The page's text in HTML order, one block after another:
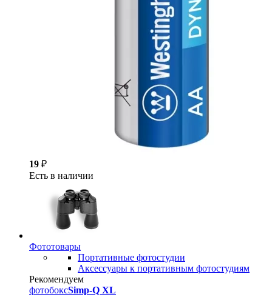
19 ₽
Есть в наличии
Фототовары
Портативные фотостудии
Аксессуары к портативным фотостудиям
Рекомендуем
фотобоксSimp-Q XL